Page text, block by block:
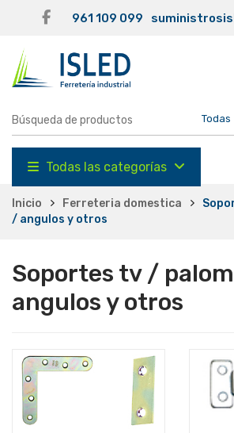
961 109 099
Todas las categorías
Inicio Ferreteria domestica
/ angulos y otros
Soportes tv /
angulos y otros